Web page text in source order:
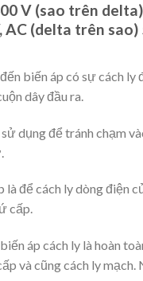
V (sao trên
AC (delta trên sao)
biến áp có sự cách ly
dây đầu ra.
dụng để tránh chạm
là để cách ly dòng điện
cấp.
áp cách ly là hoàn
và cũng cách ly mạch.